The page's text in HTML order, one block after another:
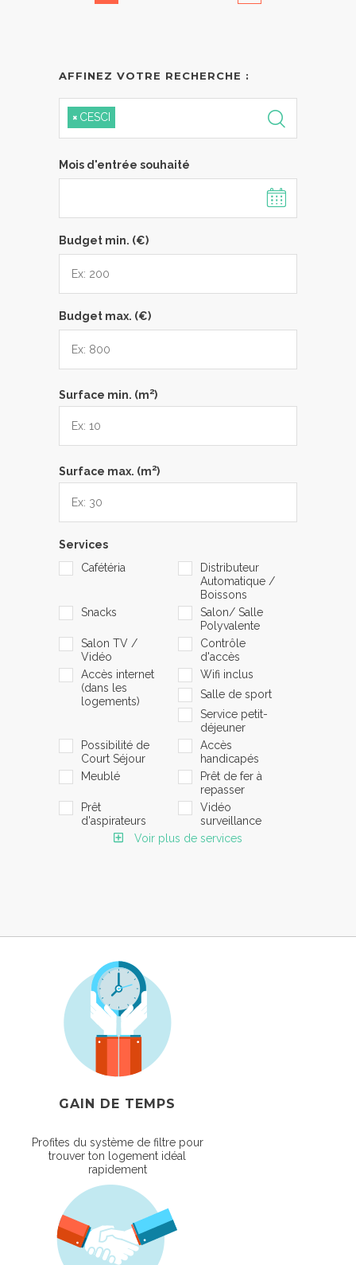
AFFINEZ VOTRE RECHERCHE :
× CESCI
Mois d'entrée souhaité
Budget min. (€)
Budget max. (€)
Surface min. (m2)
Surface max. (m2)
Services
Cafétéria
Distributeur
Automatique /
Boissons
Snacks
Salon/ Salle
Polyvalente
Salon TV /
Vidéo
Contrôle
d'accès
Accès internet
(dans les
logements)
Wifi inclus
Salle de sport
Service petit-
déjeuner
Possibilité de
Court Séjour
Accès
handicapés
Meublé
Prêt de fer à
repasser
Prêt
d'aspirateurs
Vidéo
surveillance
Voir plus de services
GAIN DE TEMPS
Profites du système de filtre pour
trouver ton logement idéal
rapidement